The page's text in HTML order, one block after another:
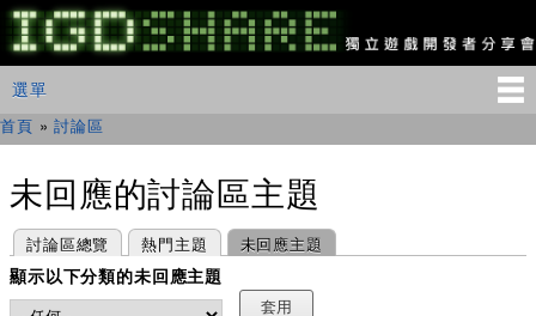
移
至
主
IGDSHARE
獨
遊
發
會
主選單
選單
您在這裡
首頁 »討論區
未回應的討論區主題
主要索引標籤
討論區總覽 熱門主題 未回應主題
(作用中頁籤)
顯示以下分類的未回應主題